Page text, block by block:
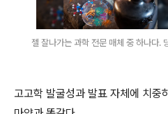
젤 잘나가는 과학 전문 매체 중 하나다.
고고학 발굴성과 발표 자체에 치중